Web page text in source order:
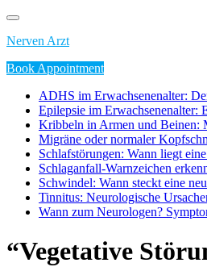
Skip
content
Nerven Arzt
Book Appointment
ADHS im Erwachsenenalter:
Epilepsie im Erwachsenenalter:
Kribbeln in Armen und Beinen:
Migräne oder normaler
Schlafstörungen: Wann liegt
Schlaganfall-Warnzeichen
Schwindel: Wann steckt eine
Tinnitus: Neurologische
Wann zum Neurologen?
“Vegetative